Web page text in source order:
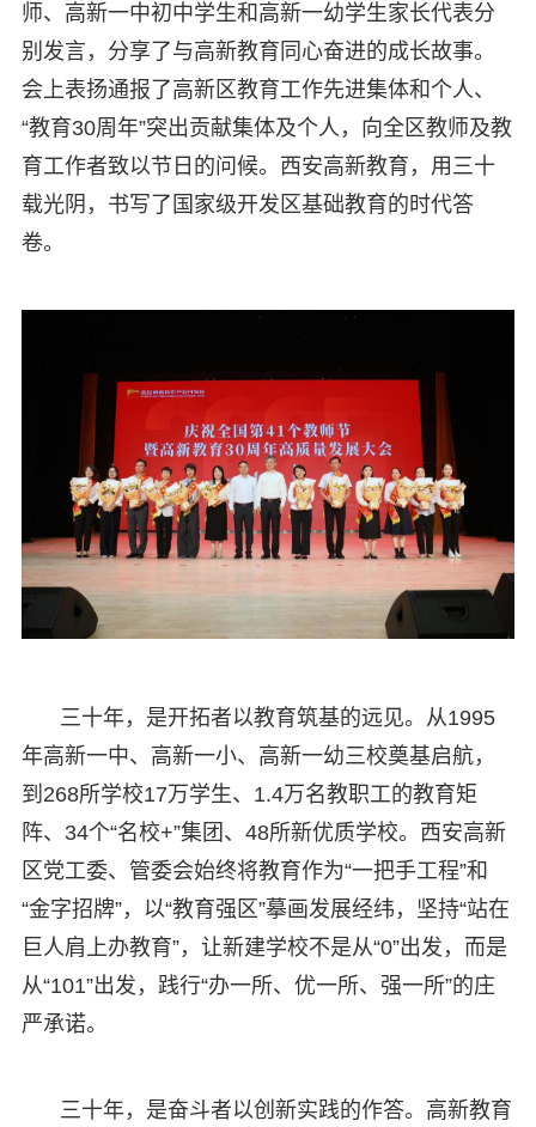
师、高新一中初中学生和高新一幼学生家长代表分
别发言，分享了与高新教育同心奋进的成长故事。
会上表扬通报了高新区教育工作先进集体和个人、
“教育30周年”突出贡献集体及个人，向全区教师及教
育工作者致以节日的问候。西安高新教育，用三十
载光阴，书写了国家级开发区基础教育的时代答
卷。
三十年，是开拓者以教育筑基的远见。从1995
年高新一中、高新一小、高新一幼三校奠基启航，
到268所学校17万学生、1.4万名教职工的教育矩
阵、34个“名校+”集团、48所新优质学校。西安高新
区党工委、管委会始终将教育作为“一把手工程”和
“金字招牌”，以“教育强区”摹画发展经纬，坚持“站在
巨人肩上办教育”，让新建学校不是从“0”出发，而是
从“101”出发，践行“办一所、优一所、强一所”的庄
严承诺。
三十年，是奋斗者以创新实践的作答。高新教育